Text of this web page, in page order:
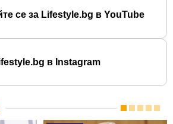
се за Lifestyle.bg в YouTube
в Instagram